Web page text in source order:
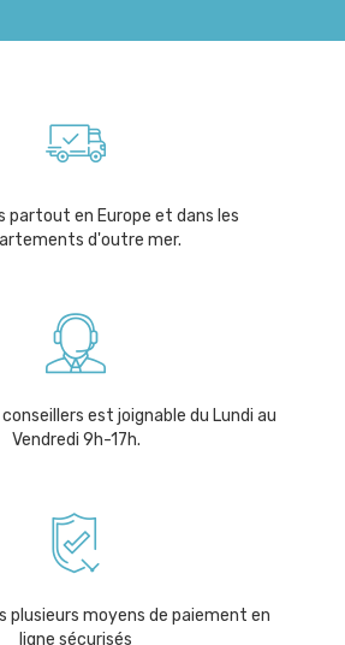
partout en Europe et dans les
d'outre mer.
est joignable du Lundi au
Vendredi 9h-17h.
plusieurs moyens de paiement en
ligne sécurisés